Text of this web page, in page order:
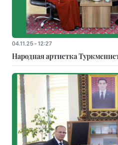
04.11.25 - 12:27
Народная артистка